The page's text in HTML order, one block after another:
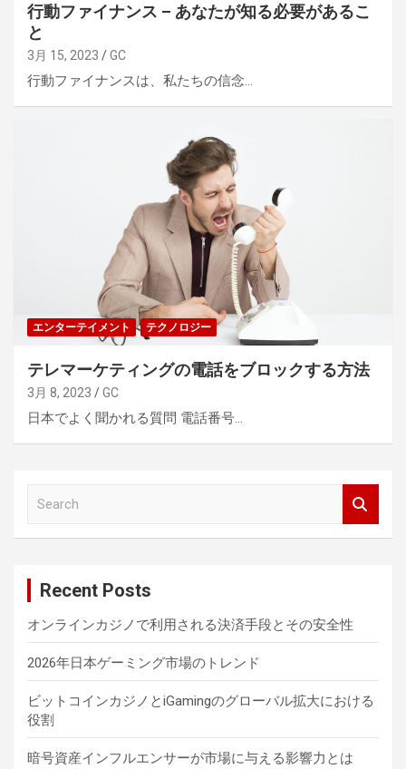
行動ファイナンス – あなたが知る必要があるこ
と
3月 15, 2023 GC
行動ファイナンスは、私たちの信念…
エンターテイメント テクノロジー
テレマーケティングの電話をブロックする方法
3月 8, 2023 GC
日本でよく聞かれる質問 電話番号…
Recent Posts
オンラインカジノで利用される決済手段とその安全性
2026年日本ゲーミング市場のトレンド
ビットコインカジノとiGamingのグローバル拡大における
役割
暗号資産インフルエンサーが市場に与える影響力とは